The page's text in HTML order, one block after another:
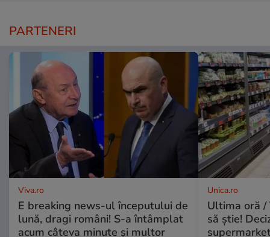
PARTENERI
Viva.ro
E breaking news-ul începutului de
lună, dragi români! S-a întâmplat
acum câteva minute și multor
Unica.ro
Ultima oră /
să știe!